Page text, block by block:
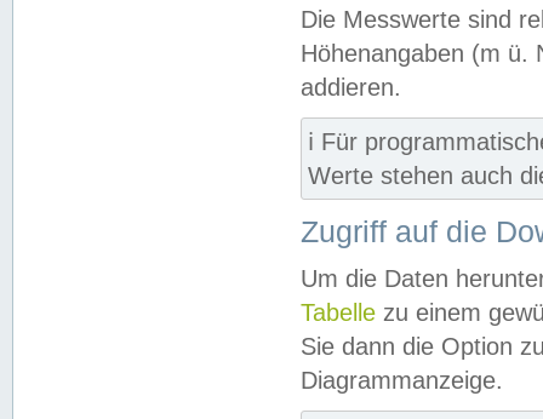
Die Messwerte sind
Höhenangaben (m ü.
addieren.
ℹ️ Für
Werte stehen auch
Zugriff auf die
Um die Daten
Tabelle zu einem
Sie dann die Option
Diagrammanzeige.